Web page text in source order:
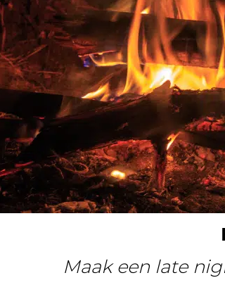
Maak een late